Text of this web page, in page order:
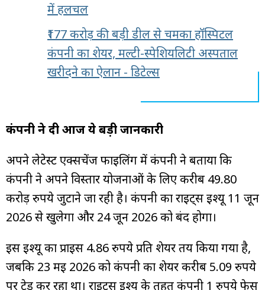
में हलचल
₹177 करोड़ की बड़ी डील से चमका हॉस्पिटल
कंपनी का शेयर, मल्टी-स्पेशियलिटी अस्पताल
खरीदने का ऐलान - डिटेल्स
कंपनी ने दी आज ये बड़ी जानकारी
अपने लेटेस्ट एक्सचेंज फाइलिंग में कंपनी ने बताया कि
कंपनी ने अपने विस्तार योजनाओं के लिए करीब 49.80
करोड़ रुपये जुटाने जा रही है। कंपनी का राइट्स इश्यू 11 जून
2026 से खुलेगा और 24 जून 2026 को बंद होगा।
इस इश्यू का प्राइस 4.86 रुपये प्रति शेयर तय किया गया है,
जबकि 23 मई 2026 को कंपनी का शेयर करीब 5.09 रुपये
पर ट्रेड कर रहा था। राइट्स इश्यू के तहत कंपनी 1 रुपये फेस